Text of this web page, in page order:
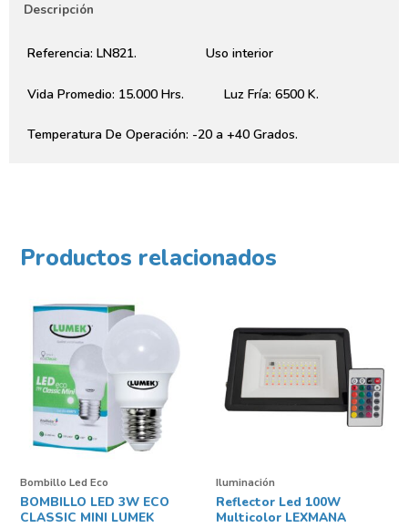
Descripción
Referencia: LN821. Uso interior
Vida Promedio: 15.000 Hrs. Luz Fría: 6500 K.
Temperatura De Operación: -20 a +40 Grados.
Productos relacionados
Bombillo Led Eco
BOMBILLO LED 3W ECO
CLASSIC MINI LUMEK
Iluminación
Reflector Led 100W
Multicolor LEXMANA